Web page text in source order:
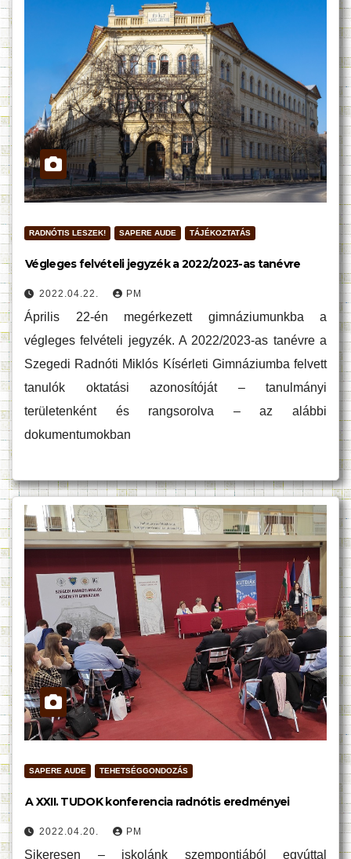
RADNÓTIS LESZEK! SAPERE AUDE TÁJÉKOZTATÁS
Végleges felvételi jegyzék a 2022/2023-as tanévre
2022.04.22. PM
Április 22-én megérkezett gimnáziumunkba a
végleges felvételi jegyzék. A 2022/2023-as tanévre a
Szegedi Radnóti Miklós Kísérleti Gimnáziumba felvett
tanulók oktatási azonosítóját – tanulmányi
területenként és rangsorolva – az alábbi
dokumentumokban
SAPERE AUDE TEHETSÉGGONDOZÁS
A XXII. TUDOK konferencia radnótis eredményei
2022.04.20. PM
Sikeresen – iskolánk szempontjából egyúttal